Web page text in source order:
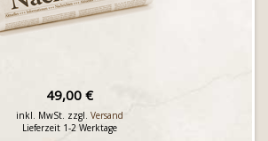
49,00 €
inkl. MwSt. zzgl. Versand
Lieferzeit 1-2 Werktage